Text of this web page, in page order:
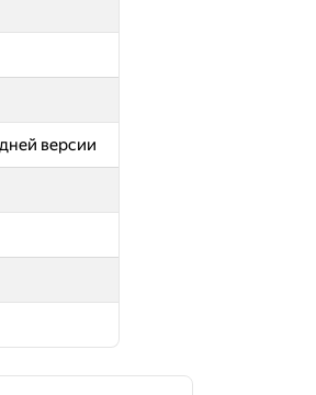
версии